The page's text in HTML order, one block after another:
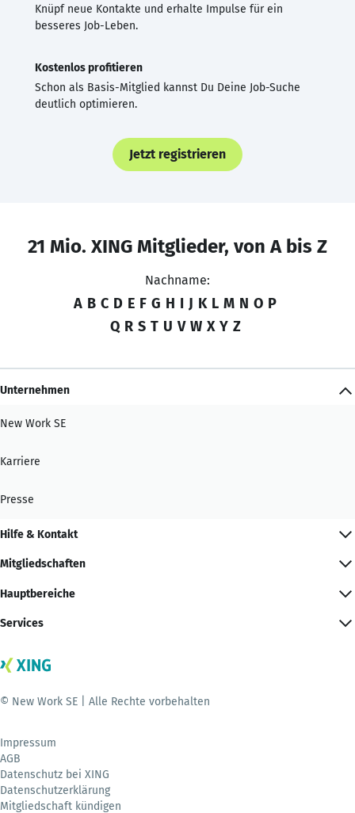
Knüpf neue Kontakte und erhalte Impulse für ein
besseres Job-Leben.
Kostenlos profitieren
Schon als Basis-Mitglied kannst Du Deine Job-Suche
deutlich optimieren.
Jetzt registrieren
21 Mio. XING Mitglieder, von A bis Z
Nachname:
A B C D E F G H I J K L M N O P
Q R S T U V W X Y Z
Unternehmen
New Work SE
Karriere
Presse
Hilfe & Kontakt
Mitgliedschaften
Hauptbereiche
Services
© New Work SE | Alle Rechte vorbehalten
Impressum
AGB
Datenschutz bei XING
Datenschutzerklärung
Mitgliedschaft kündigen